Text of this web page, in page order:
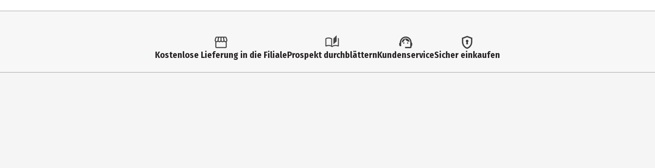
Schleich GmbH
Kostenlose Lieferung in die FilialeProspekt durchblätternKundenserviceSicher einkaufen